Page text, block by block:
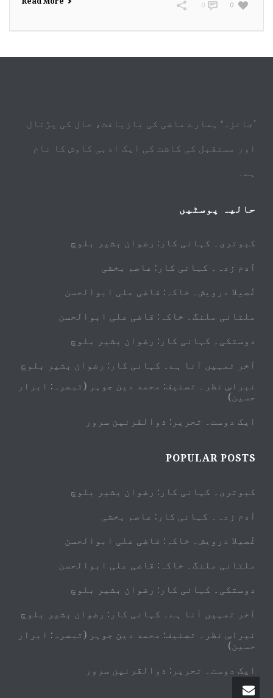
0
0
’جائزہ‘ ہمارے ماضی کی بازیافت، حال کی پڑتال
اور مستقبل کی کاشت کی ایک ادبی کاوش کا نام
ہے۔
حالیہ پوسٹیں
کبوتری۔ کہانی کار: رضوان بشیر بلوچ
آدم زدہ۔ کہانی کار: عاصم بخشی
غُصیلا درویش۔ خاکہ: قاضی علی ابوالحسن
ملتانی ملنگ۔ خاکہ: قاضی علی ابوالحسن
دوستکی۔ کہانی کار: رضوان بشیر بلوچ
آخر تمہیں آنا ہے۔ کہانی کار: رضوان بشیر بلوچ
نبراسِ نظر۔ تصنیف: محمد دین جوہر (تبصرہ: ابرار
حسین)
ایک دوست۔ تحریر: ذوالقرنین سرور
POPULAR POSTS
کبوتری۔ کہانی کار: رضوان بشیر بلوچ
آدم زدہ۔ کہانی کار: عاصم بخشی
غُصیلا درویش۔ خاکہ: قاضی علی ابوالحسن
ملتانی ملنگ۔ خاکہ: قاضی علی ابوالحسن
دوستکی۔ کہانی کار: رضوان بشیر بلوچ
آخر تمہیں آنا ہے۔ کہانی کار: رضوان بشیر بلوچ
نبراسِ نظر۔ تصنیف: محمد دین جوہر (تبصرہ: ابرار
حسین)
ایک دوست۔ تحریر: ذوالقرنین سرور